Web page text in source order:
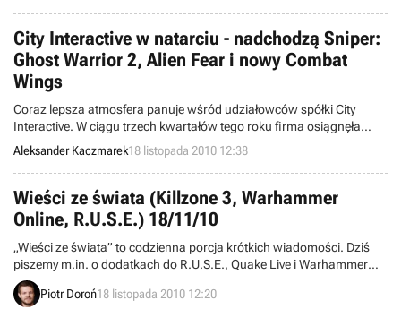
City Interactive w natarciu - nadchodzą Sniper:
Ghost Warrior 2, Alien Fear i nowy Combat
Wings
Coraz lepsza atmosfera panuje wśród udziałowców spółki City
Interactive. W ciągu trzech kwartałów tego roku firma osiągnęła
przychody na poziomie 65 mln zł, co przełożyło się na ponad 23 mln
zł zysku netto. Producent i jednocześnie wydawca gry Sniper: Ghost
Warrior zapowiada, że będzie jeszcze lepiej, a kontynuacja
znakomicie sprzedającego się FPS-a trafi do sklepów już w połowie
przyszłego roku.
Aleksander Kaczmarek18 listopada 2010 12:38
Wieści ze świata (Killzone 3, Warhammer
Online, R.U.S.E.) 18/11/10
„Wieści ze świata” to codzienna porcja krótkich wiadomości. Dziś
piszemy m.in. o dodatkach do R.U.S.E., Quake Live i Warhammer
Online, wznowieniu klasycznej strzelaniny Yars’ Revenge, premierze
Alien Breed 3: Descent, rozszerzeniu dostępu do bety Killzone 3, a
Piotr Doroń18 listopada 2010 12:20